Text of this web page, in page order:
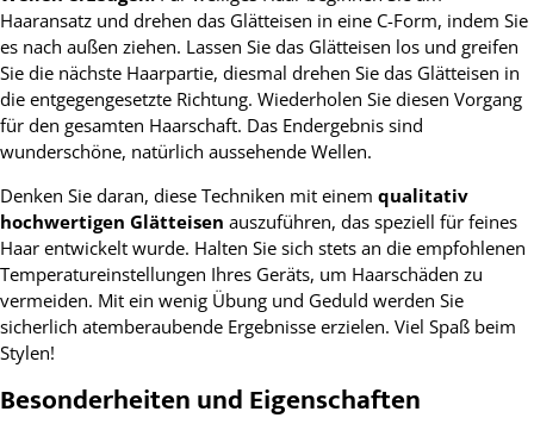
Haaransatz und drehen das Glätteisen in eine C-Form, indem Sie
es nach außen ziehen. Lassen Sie das Glätteisen los und greifen
Sie die nächste Haarpartie, diesmal drehen Sie das Glätteisen in
die entgegengesetzte Richtung. Wiederholen Sie diesen Vorgang
für den gesamten Haarschaft. Das Endergebnis sind
wunderschöne, natürlich aussehende Wellen.
Denken Sie daran, diese Techniken mit einem qualitativ
hochwertigen Glätteisen auszuführen, das speziell für feines
Haar entwickelt wurde. Halten Sie sich stets an die empfohlenen
Temperatureinstellungen Ihres Geräts, um Haarschäden zu
vermeiden. Mit ein wenig Übung und Geduld werden Sie
sicherlich atemberaubende Ergebnisse erzielen. Viel Spaß beim
Stylen!
Besonderheiten und Eigenschaften